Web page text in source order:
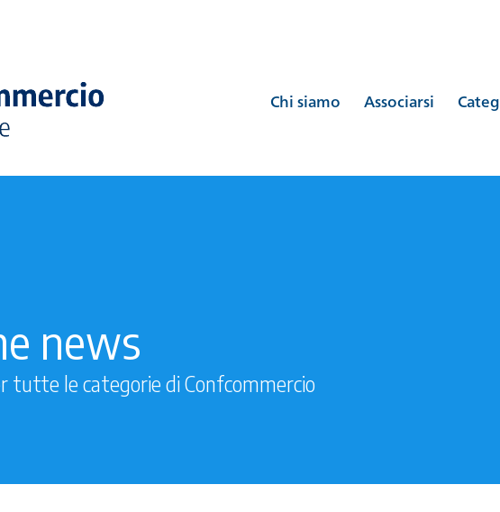
Chi siamo Associarsi
news
tutte le categorie di Confcommercio